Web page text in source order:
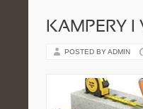
KAMPERY I
POSTED BY ADMIN